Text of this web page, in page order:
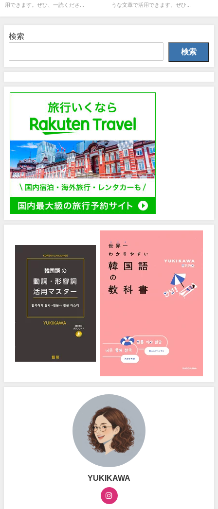
用できます。ぜひ、一読くださ...
うな文章で活用できます。ぜひ...
検索
検索
YUKIKAWA